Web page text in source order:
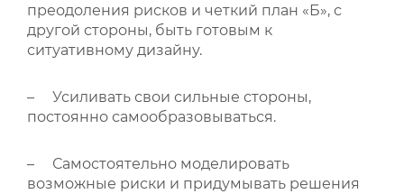
преодоления рисков и четкий план «Б», с
другой стороны, быть готовым к
ситуативному дизайну.
– Усиливать свои сильные стороны,
постоянно самообразовываться.
– Самостоятельно моделировать
возможные риски и придумывать решения